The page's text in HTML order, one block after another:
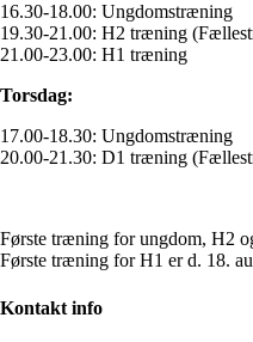
16.30-18.00: Ungdomstræning
19.30-21.00: H2 træning
21.00-23.00: H1 træning
Torsdag:
17.00-18.30: Ungdomstræning
20.00-21.30: D1 træning
Første træning for ungdom, H2
Første træning for H1 er d. 18.
Kontakt info